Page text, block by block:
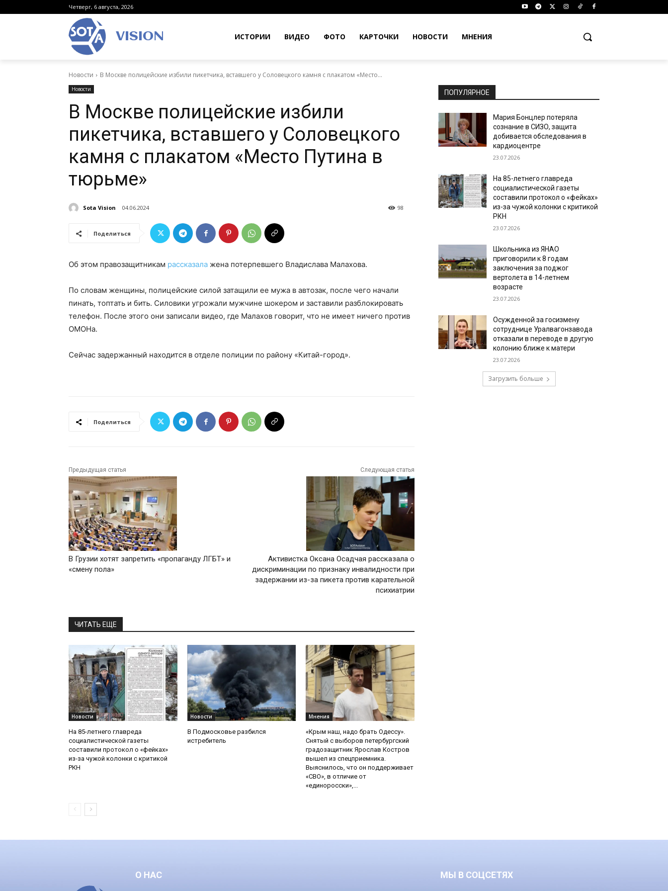
Четверг, 6 августа, 2026
VISION ИСТОРИИ ВИДЕО ФОТО КАРТОЧКИ НОВОСТИ МНЕНИЯ
Новости В Москве полицейские избили пикетчика, вставшего у Соловецкого камня с плакатом «Место...
Новости
В Москве полицейские избили
пикетчика, вставшего у Соловецкого
камня с плакатом «Место Путина в
тюрьме»
Sota Vision 04.06.2024 98
Поделиться
Об этом правозащитникам рассказала жена потерпевшего Владислава Малахова.
По словам женщины, полицейские силой затащили ее мужа в автозак, после чего начали
пинать, топтать и бить. Силовики угрожали мужчине шокером и заставили разблокировать
телефон. После этого они записали видео, где Малахов говорит, что не имеет ничего против
ОМОНа.
Сейчас задержанный находится в отделе полиции по району «Китай-город».
Поделиться
Предыдущая статья
В Грузии хотят запретить «пропаганду ЛГБТ» и
«смену пола»
Следующая статья
Активистка Оксана Осадчая рассказала о
дискриминации по признаку инвалидности при
задержании из-за пикета против карательной
психиатрии
ЧИТАТЬ ЕЩЕ
Новости
На 85-летнего главреда
социалистической газеты
составили протокол о «фейках»
из-за чужой колонки с критикой
РКН
Новости
В Подмосковье разбился
истребитель
Мнения
«Крым наш, надо брать Одессу».
Снятый с выборов петербургский
градозащитник Ярослав Костров
вышел из спецприемника.
Выяснилось, что он поддерживает
«СВО», в отличие от
«единоросски»,...
ПОПУЛЯРНОЕ
Мария Бонцлер потеряла
сознание в СИЗО, защита
добивается обследования в
кардиоцентре
23.07.2026
На 85-летнего главреда
социалистической газеты
составили протокол о «фейках»
из-за чужой колонки с критикой
РКН
23.07.2026
Школьника из ЯНАО
приговорили к 8 годам
заключения за поджог
вертолета в 14-летнем
возрасте
23.07.2026
Осужденной за госизмену
сотруднице Уралвагонзавода
отказали в переводе в другую
колонию ближе к матери
23.07.2026
Загрузить больше
О НАС МЫ В СОЦСЕТЯХ